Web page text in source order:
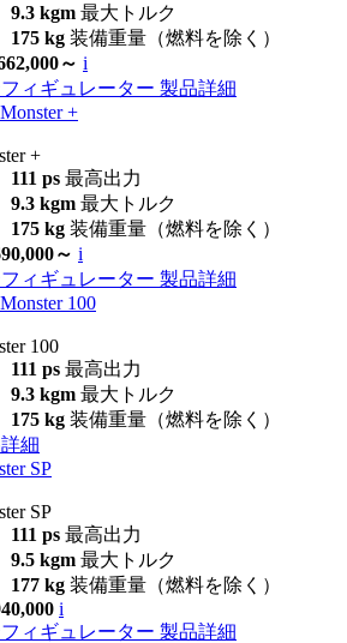
9.3 kgm 最大トルク
175 kg 装備重量（燃料を除く）
～ i
ィギュレーター 製品詳細
Monster +
+
111 ps 最高出力
9.3 kgm 最大トルク
175 kg 装備重量（燃料を除く）
～ i
ィギュレーター 製品詳細
Monster 100
100
111 ps 最高出力
9.3 kgm 最大トルク
175 kg 装備重量（燃料を除く）
細
SP
SP
111 ps 最高出力
9.5 kgm 最大トルク
177 kg 装備重量（燃料を除く）
i
ィギュレーター 製品詳細